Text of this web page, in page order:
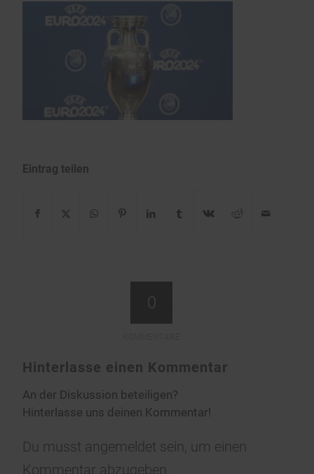
Eintrag teilen
0
Hinterlasse einen Kommentar
An der Diskussion beteiligen?
Hinterlasse uns deinen Kommentar!
Du musst angemeldet sein, um einen
Kommentar abzugeben.